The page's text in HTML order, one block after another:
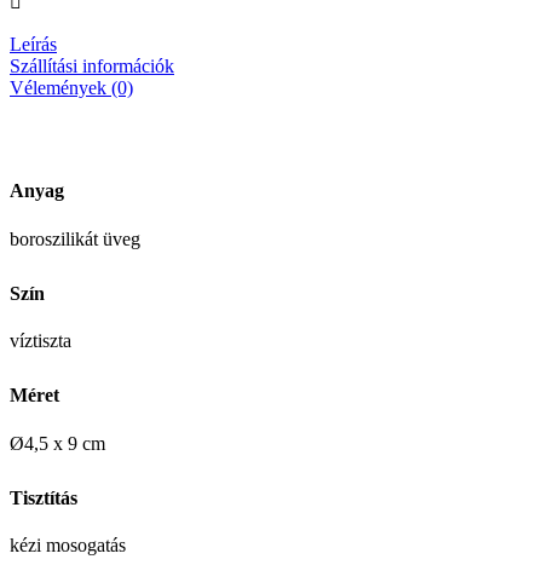
Leírás
Szállítási információk
Vélemények (0)
Anyag
boroszilikát üveg
Szín
víztiszta
Méret
Ø4,5 x 9 cm
Tisztítás
kézi mosogatás